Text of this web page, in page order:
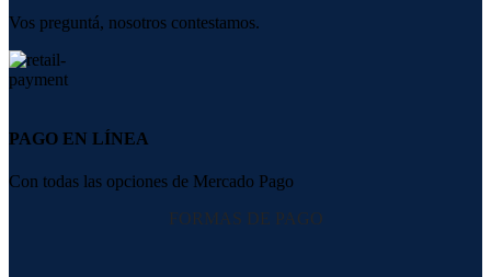
Vos preguntá, nosotros contestamos.
PAGO EN LÍNEA
Con todas las opciones de Mercado Pago
FORMAS DE PAGO